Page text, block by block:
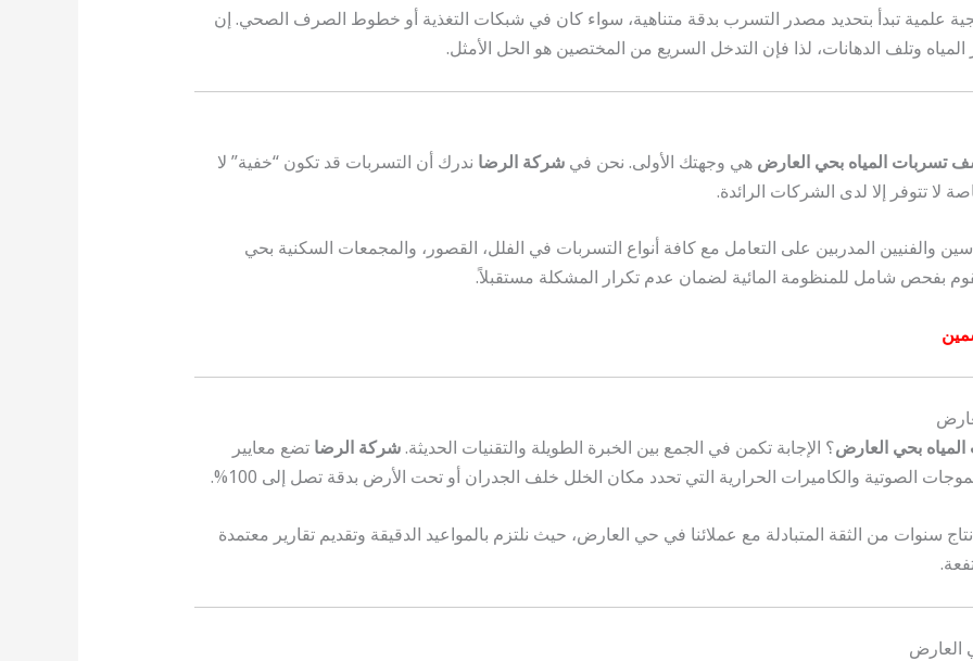
علمية تبدأ بتحديد مصدر التسرب بدقة متناهية، سواء كان في شبكات التغذية أو خطوط الصرف الصحي. إن
وتلف الدهانات، لذا فإن التدخل السريع من المختصين هو الحل الأمثل.
تسربات المياه بحي العارض هي وجهتك الأولى. نحن في شركة الرضا ندرك أن التسربات قد تكون “خفية” لا
لا تتوفر إلا لدى الشركات الرائدة.
والفنيين المدربين على التعامل مع كافة أنواع التسربات في الفلل، القصور، والمجمعات السكنية بحي
بفحص شامل للمنظومة المائية لضمان عدم تكرار المشكلة مستقبلاً.
بحي العارض؟ الإجابة تكمن في الجمع بين الخبرة الطويلة والتقنيات الحديثة.شركة الرضا تضع معايير
الصوتية والكاميرات الحرارية التي تحدد مكان الخلل خلف الجدران أو تحت الأرض بدقة تصل إلى 100%.
سنوات من الثقة المتبادلة مع عملائنا في حي العارض، حيث نلتزم بالمواعيد الدقيقة وتقديم تقارير معتمدة
العارض